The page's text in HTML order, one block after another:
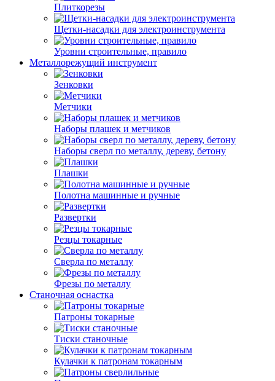
Плиткорезы
Щетки-насадки для электроинструмента
Уровни строительные, правило
Металлорежущий инструмент
Зенковки
Метчики
Наборы плашек и метчиков
Наборы сверл по металлу, дереву, бетону
Плашки
Полотна машинные и ручные
Развертки
Резцы токарные
Сверла по металлу
Фрезы по металлу
Станочная оснастка
Патроны токарные
Тиски станочные
Кулачки к патронам токарным